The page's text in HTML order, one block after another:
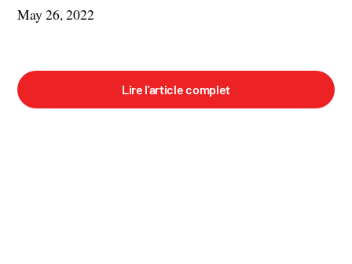
May 26, 2022
Lire l'article complet